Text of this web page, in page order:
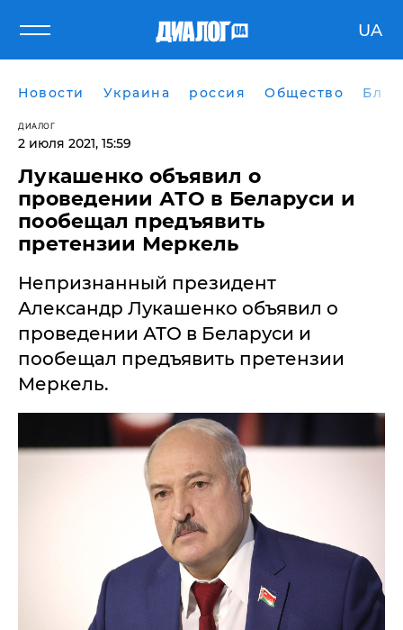
UA
Новости Украина россия Общество
ДИАЛОГ
2 июля 2021, 15:59
Лукашенко объявил о
проведении АТО в Беларуси и
пообещал предъявить
претензии Меркель
Непризнанный президент
Александр Лукашенко объявил о
проведении АТО в Беларуси и
пообещал предъявить претензии
Меркель.